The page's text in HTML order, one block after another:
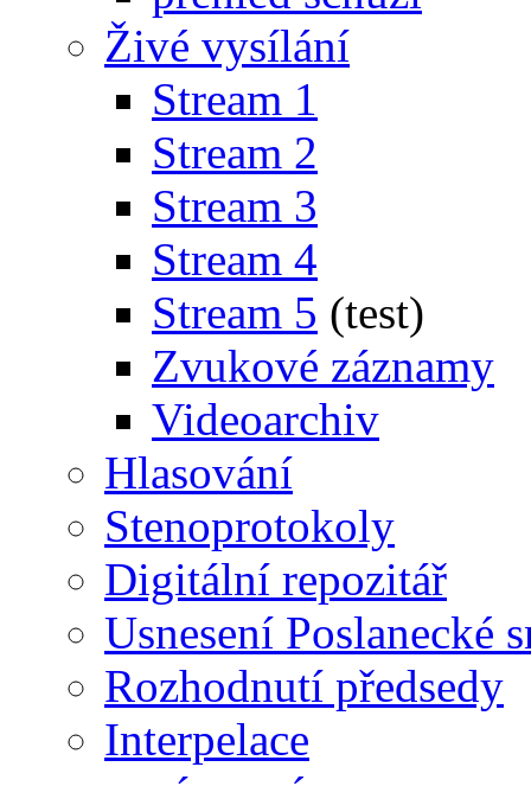
Živé vysílání
Stream 1
Stream 2
Stream 3
Stream 4
Stream 5 (test)
Zvukové záznamy
Videoarchiv
Hlasování
Stenoprotokoly
Digitální repozitář
Usnesení Poslanecké
Rozhodnutí předsedy
Interpelace